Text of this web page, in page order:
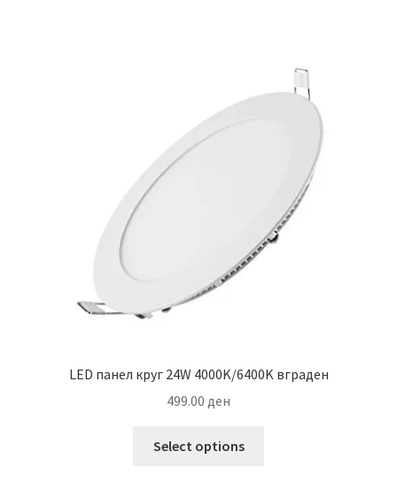
LED панел круг 24W 4000K/6400K вграден
499.00 ден
Select options